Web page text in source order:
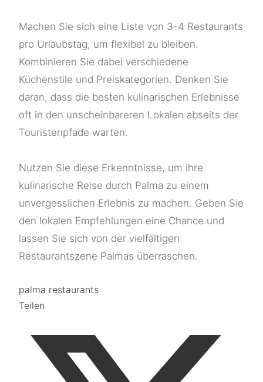
Machen Sie sich eine Liste von 3-4 Restaurants
pro Urlaubstag, um flexibel zu bleiben.
Kombinieren Sie dabei verschiedene
Küchenstile und Preiskategorien. Denken Sie
daran, dass die besten kulinarischen Erlebnisse
oft in den unscheinbareren Lokalen abseits der
Touristenpfade warten.
Nutzen Sie diese Erkenntnisse, um Ihre
kulinarische Reise durch Palma zu einem
unvergesslichen Erlebnis zu machen. Geben Sie
den lokalen Empfehlungen eine Chance und
lassen Sie sich von der vielfältigen
Restaurantszene Palmas überraschen.
palma restaurants
Teilen